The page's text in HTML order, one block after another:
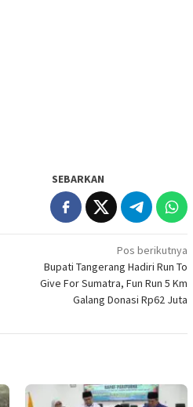
SEBARKAN
Pos berikutnya
Bupati Tangerang Hadiri Run To
Give For Sumatra, Fun Run 5 Km
Galang Donasi Rp62 Juta